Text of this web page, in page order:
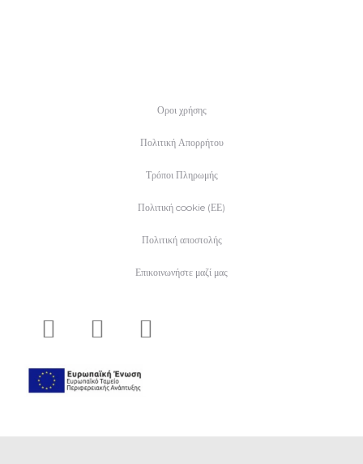
Οροι χρήσης
Πολιτική Απορρήτου
Τρόποι Πληρωμής
Πολιτική cookie (ΕΕ)
Πολιτική αποστολής
Επικοινωνήστε μαζί μας